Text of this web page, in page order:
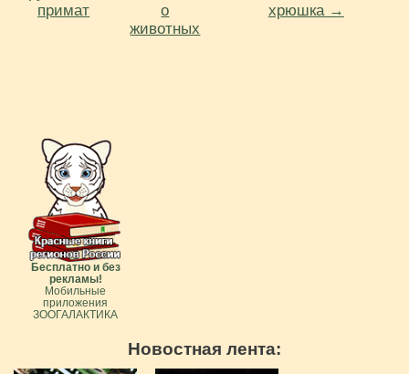
примат
о
животных
хрюшка →
Бесплатно и без
рекламы!
Мобильные
приложения
ЗООГАЛАКТИКА
Новостная лента: